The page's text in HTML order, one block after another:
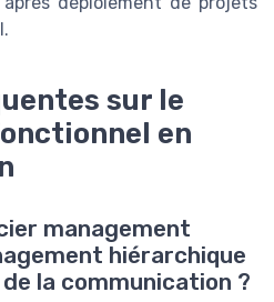
sur le
en
management
hiérarchique
la communication ?